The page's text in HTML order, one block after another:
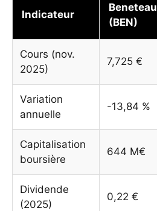
Indicateur
Beneteau
(BEN)
Cours (nov.
2025)
7,725 €
Variation
annuelle
-13,84 %
Capitalisation
boursière
644 M€
Dividende
(2025)
0,22 €